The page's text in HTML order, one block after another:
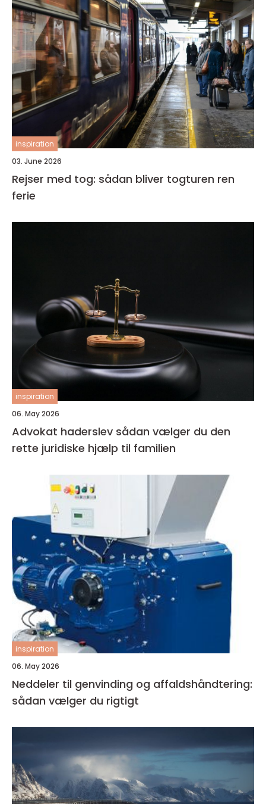
inspiration
03. June 2026
Rejser med tog: sådan bliver togturen ren
ferie
inspiration
06. May 2026
Advokat haderslev sådan vælger du den
rette juridiske hjælp til familien
inspiration
06. May 2026
Neddeler til genvinding og affaldshåndtering:
sådan vælger du rigtigt